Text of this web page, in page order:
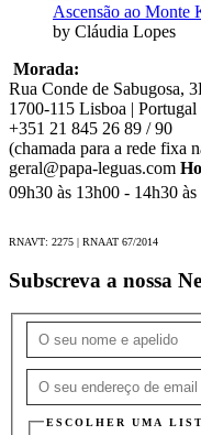
Ascensão ao Monte
by Cláudia Lopes
Morada:
Rua Conde de Sabugosa,
1700-115 Lisboa | Portugal
+351 21 845 26 89 / 90
(chamada para a rede fixa
geral@papa-leguas.com
09h30 às 13h00 - 14h30
RNAVT: 2275 | RNAAT 67/2014
Subscreva a nossa
ESCOLHER UMA